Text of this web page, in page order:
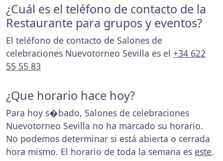
¿Cuál es el teléfono de contacto de la
Restaurante para grupos y eventos?
El teléfono de contacto de Salones de
celebraciones Nuevotorneo Sevilla es el +34 622
55 55 83
¿Que horario hace hoy?
Para hoy s�bado, Salones de celebraciones
Nuevotorneo Sevilla no ha marcado su horario.
No podemos determinar si está abierta o cerrada
hora mismo. El horario de toda la semana es este.